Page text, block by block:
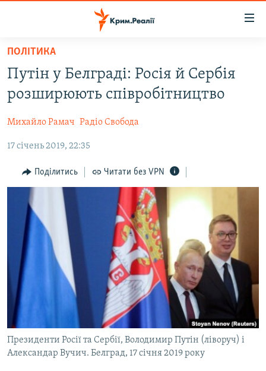
Перейти
основного
матеріалу
Перейти
до
навігації
Перейти
пошуку
ВОДА.КРИМ
ВІДЕО ТА ФОТО
ПОЛІТИКА
БЛОГИ
ПОГЛЯД
ІНТЕРВ'Ю
ВСЕ ЗА ДЕНЬ
СПЕЦПРОЕКТИ
ДЕПОРТАЦІЯ
ВІДЕОУРОКИ «ELIFBE»
СВІДЧЕННЯ ОКУПАЦІЇ
УКРАЇНСЬКА ПРОБЛЕМА КРИМУ
ІНФОГРАФІКА
ЯК ОБІЙТИ БЛОКУВАННЯ
Русский
Qırımtatar
ДОЛУЧАЙСЯ!
ПОЛІТИКА
Путін у Белграді: Росія й Сербія
розширюють співробітництво
Михайло Рамач Радіо Свобода
17 січень 2019, 22:35
Поділитись Читати без VPN
Президенти Росії та Сербії, Володимир Путін (ліворуч) і
Александар Вучич. Белград, 17 січня 2019 року